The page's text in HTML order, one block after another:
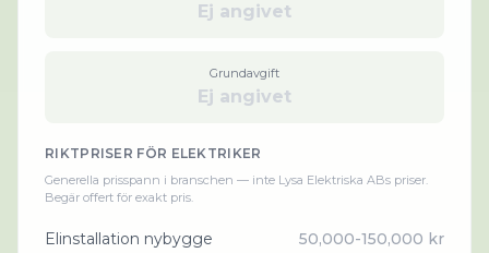
Ej angivet
Grundavgift
Ej angivet
RIKTPRISER FÖR ELEKTRIKER
Generella prisspann i branschen — inte Lysa Elektriska ABs priser.
Begär offert för exakt pris.
Elinstallation nybygge 50,000-150,000 kr